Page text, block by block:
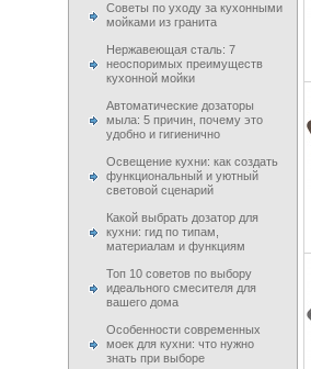
Советы по уходу за кухонными
мойками из гранита
Нержавеющая сталь: 7
неоспоримых преимуществ
кухонной мойки
Автоматические дозаторы
мыла: 5 причин, почему это
удобно и гигиенично
Освещение кухни: как создать
функциональный и уютный
световой сценарий
Какой выбрать дозатор для
кухни: гид по типам,
материалам и функциям
Топ 10 советов по выбору
идеального смесителя для
вашего дома
Особенности современных
моек для кухни: что нужно
знать при выборе